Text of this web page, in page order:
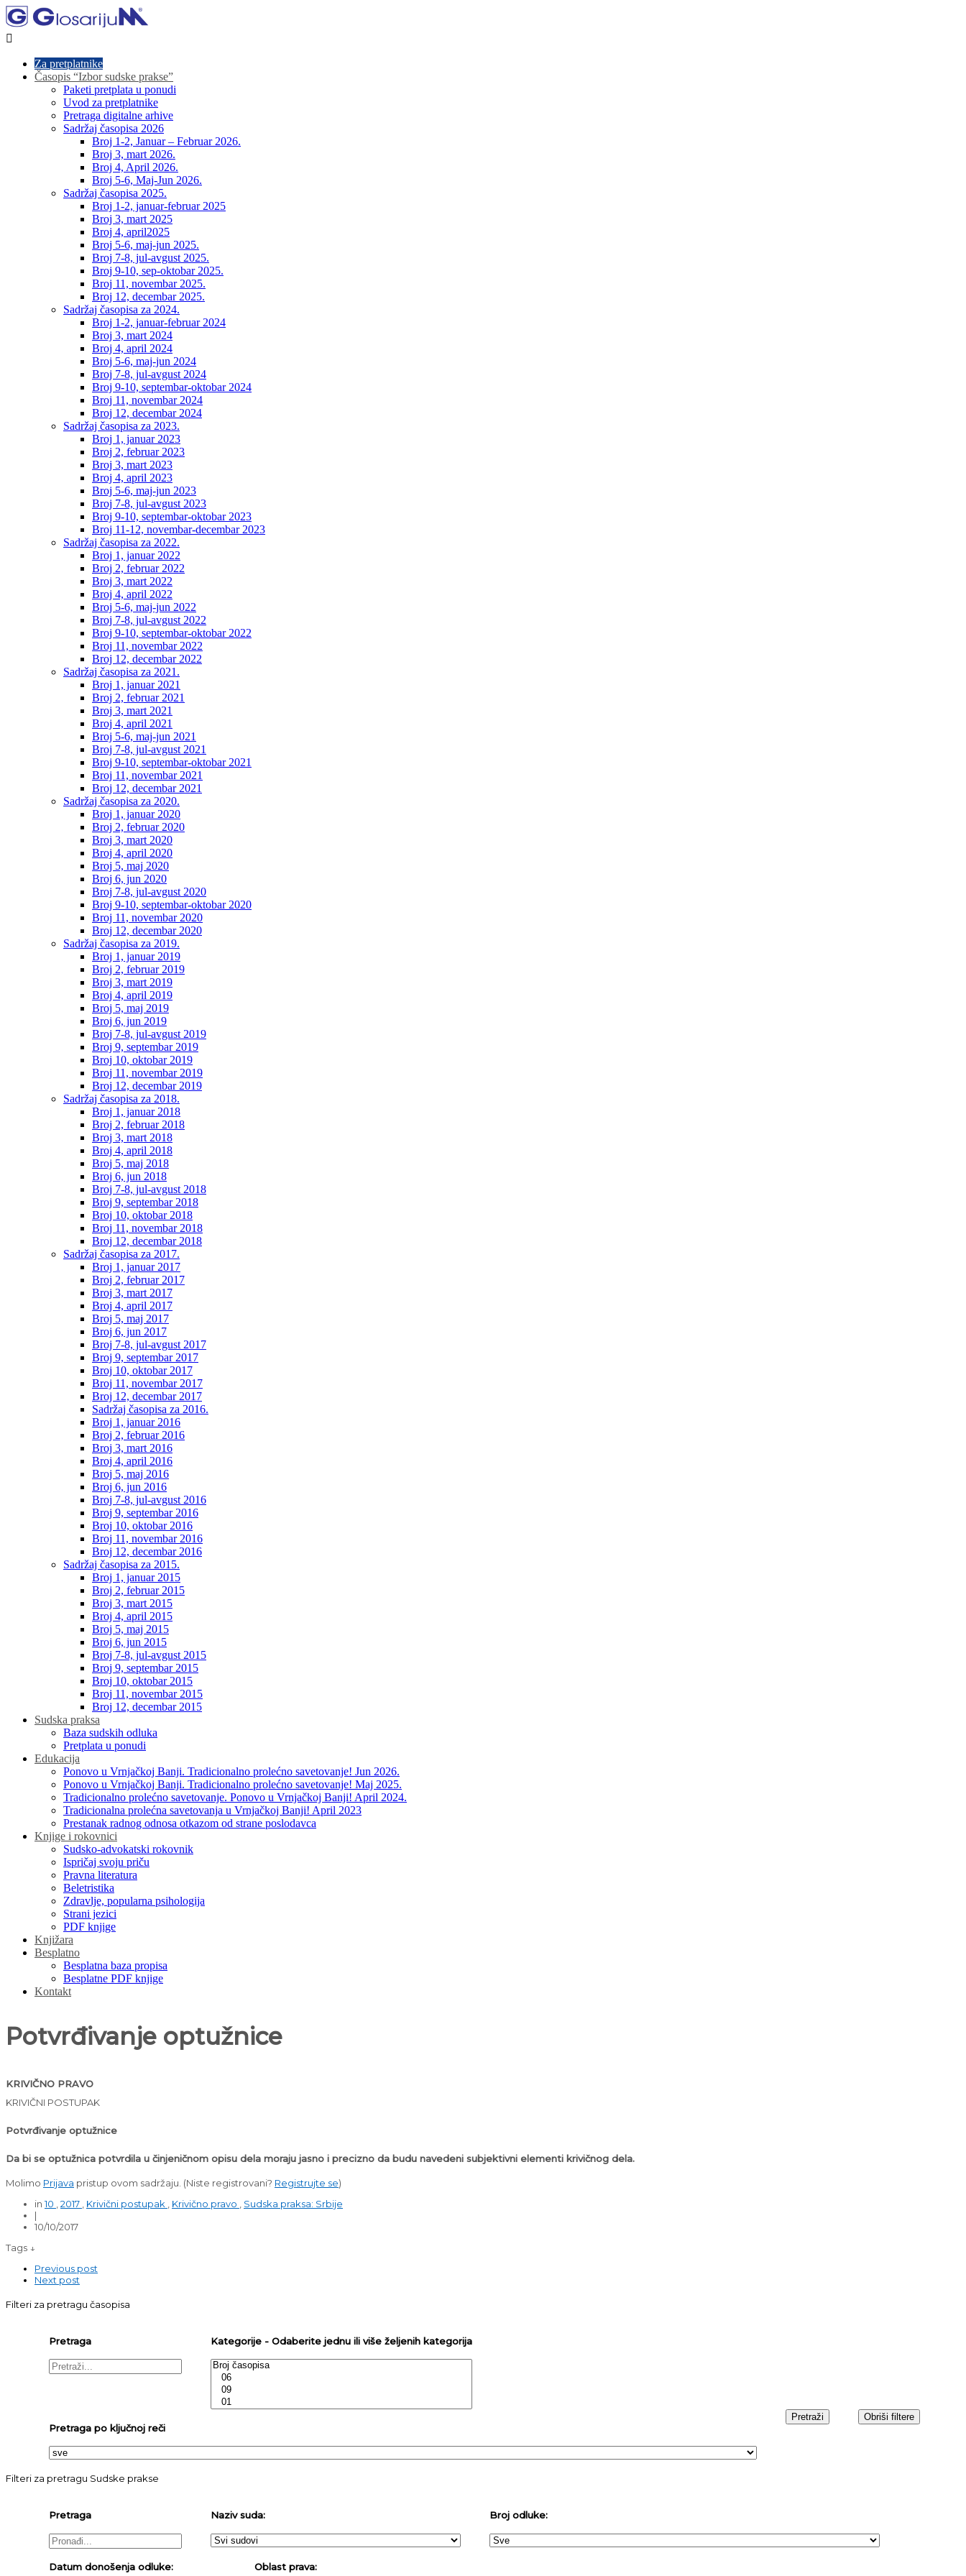

Za pretplatnike
Časopis “Izbor sudske prakse”
Paketi pretplata u ponudi
Uvod za pretplatnike
Pretraga digitalne arhive
Sadržaj časopisa 2026
Broj 1-2, Januar – Februar 2026.
Broj 3, mart 2026.
Broj 4, April 2026.
Broj 5-6, Maj-Jun 2026.
Sadržaj časopisa 2025.
Broj 1-2, januar-februar 2025
Broj 3, mart 2025
Broj 4, april2025
Broj 5-6, maj-jun 2025.
Broj 7-8, jul-avgust 2025.
Broj 9-10, sep-oktobar 2025.
Broj 11, novembar 2025.
Broj 12, decembar 2025.
Sadržaj časopisa za 2024.
Broj 1-2, januar-februar 2024
Broj 3, mart 2024
Broj 4, april 2024
Broj 5-6, maj-jun 2024
Broj 7-8, jul-avgust 2024
Broj 9-10, septembar-oktobar 2024
Broj 11, novembar 2024
Broj 12, decembar 2024
Sadržaj časopisa za 2023.
Broj 1, januar 2023
Broj 2, februar 2023
Broj 3, mart 2023
Broj 4, april 2023
Broj 5-6, maj-jun 2023
Broj 7-8, jul-avgust 2023
Broj 9-10, septembar-oktobar 2023
Broj 11-12, novembar-decembar 2023
Sadržaj časopisa za 2022.
Broj 1, januar 2022
Broj 2, februar 2022
Broj 3, mart 2022
Broj 4, april 2022
Broj 5-6, maj-jun 2022
Broj 7-8, jul-avgust 2022
Broj 9-10, septembar-oktobar 2022
Broj 11, novembar 2022
Broj 12, decembar 2022
Sadržaj časopisa za 2021.
Broj 1, januar 2021
Broj 2, februar 2021
Broj 3, mart 2021
Broj 4, april 2021
Broj 5-6, maj-jun 2021
Broj 7-8, jul-avgust 2021
Broj 9-10, septembar-oktobar 2021
Broj 11, novembar 2021
Broj 12, decembar 2021
Sadržaj časopisa za 2020.
Broj 1, januar 2020
Broj 2, februar 2020
Broj 3, mart 2020
Broj 4, april 2020
Broj 5, maj 2020
Broj 6, jun 2020
Broj 7-8, jul-avgust 2020
Broj 9-10, septembar-oktobar 2020
Broj 11, novembar 2020
Broj 12, decembar 2020
Sadržaj časopisa za 2019.
Broj 1, januar 2019
Broj 2, februar 2019
Broj 3, mart 2019
Broj 4, april 2019
Broj 5, maj 2019
Broj 6, jun 2019
Broj 7-8, jul-avgust 2019
Broj 9, septembar 2019
Broj 10, oktobar 2019
Broj 11, novembar 2019
Broj 12, decembar 2019
Sadržaj časopisa za 2018.
Broj 1, januar 2018
Broj 2, februar 2018
Broj 3, mart 2018
Broj 4, april 2018
Broj 5, maj 2018
Broj 6, jun 2018
Broj 7-8, jul-avgust 2018
Broj 9, septembar 2018
Broj 10, oktobar 2018
Broj 11, novembar 2018
Broj 12, decembar 2018
Sadržaj časopisa za 2017.
Broj 1, januar 2017
Broj 2, februar 2017
Broj 3, mart 2017
Broj 4, april 2017
Broj 5, maj 2017
Broj 6, jun 2017
Broj 7-8, jul-avgust 2017
Broj 9, septembar 2017
Broj 10, oktobar 2017
Broj 11, novembar 2017
Broj 12, decembar 2017
Sadržaj časopisa za 2016.
Broj 1, januar 2016
Broj 2, februar 2016
Broj 3, mart 2016
Broj 4, april 2016
Broj 5, maj 2016
Broj 6, jun 2016
Broj 7-8, jul-avgust 2016
Broj 9, septembar 2016
Broj 10, oktobar 2016
Broj 11, novembar 2016
Broj 12, decembar 2016
Sadržaj časopisa za 2015.
Broj 1, januar 2015
Broj 2, februar 2015
Broj 3, mart 2015
Broj 4, april 2015
Broj 5, maj 2015
Broj 6, jun 2015
Broj 7-8, jul-avgust 2015
Broj 9, septembar 2015
Broj 10, oktobar 2015
Broj 11, novembar 2015
Broj 12, decembar 2015
Sudska praksa
Baza sudskih odluka
Pretplata u ponudi
Edukacija
Ponovo u Vrnjačkoj Banji. Tradicionalno prolećno savetovanje! Jun 2026.
Ponovo u Vrnjačkoj Banji. Tradicionalno prolećno savetovanje! Maj 2025.
Tradicionalno prolećno savetovanje. Ponovo u Vrnjačkoj Banji! April 2024.
Tradicionalna prolećna savetovanja u Vrnjačkoj Banji! April 2023
Prestanak radnog odnosa otkazom od strane poslodavca
Knjige i rokovnici
Sudsko-advokatski rokovnik
Ispričaj svoju priču
Pravna literatura
Beletristika
Zdravlje, popularna psihologija
Strani jezici
PDF knjige
Knjižara
Besplatno
Besplatna baza propisa
Besplatne PDF knjige
Kontakt
Potvrđivanje optužnice
KRIVIČNO PRAVO
KRIVIČNI POSTUPAK
Potvrđivanje optužnice
Da bi se optužnica potvrdila u činjeničnom opisu dela moraju jasno i precizno da budu navedeni subjektivni elementi krivičnog dela.
Molimo Prijava pristup ovom sadržaju. (Niste registrovani? Registrujte se)
in10 2017 Krivični postupak Krivično pravo
Sudska praksa: Srbije
|
10/10/2017
Tags ↓
Previous post
Next post
Filteri za pretragu časopisa
Pretraga Kategorije - Odaberite jednu ili više željenih kategorija
Pretraga po ključnoj reči
Filteri za pretragu Sudske prakse
Pretraga Naziv suda: Broj odluke:
Datum donošenja odluke: Oblast prava: